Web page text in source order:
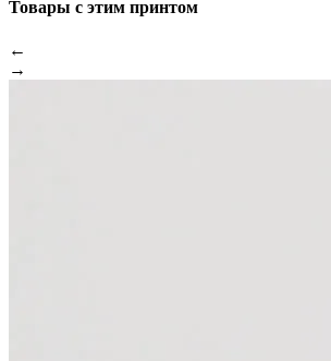
Товары с этим принтом
←
→